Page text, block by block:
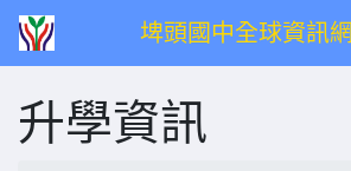
埤頭國中全球資訊網
升學資訊